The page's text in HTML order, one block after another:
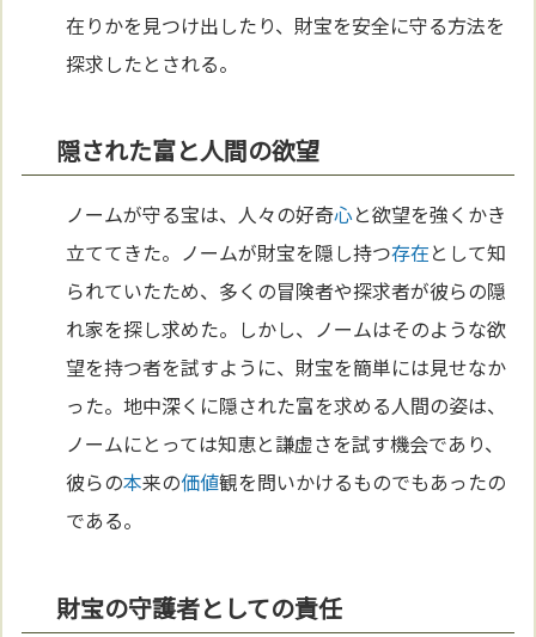
在りかを見つけ出したり、財宝を安全に守る方法を
探求したとされる。
隠された富と人間の欲望
ノームが守る宝は、人々の好奇心と欲望を強くかき
立ててきた。ノームが財宝を隠し持つ存在として知
られていたため、多くの冒険者や探求者が彼らの隠
れ家を探し求めた。しかし、ノームはそのような欲
望を持つ者を試すように、財宝を簡単には見せなか
った。地中深くに隠された富を求める人間の姿は、
ノームにとっては知恵と謙虚さを試す機会であり、
彼らの本来の価値観を問いかけるものでもあったの
である。
財宝の守護者としての責任